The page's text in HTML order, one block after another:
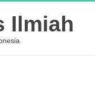
Ilmiah